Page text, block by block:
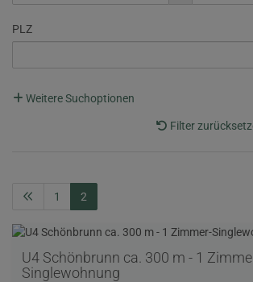
PLZ
Weitere Suchoptionen
Filter
1 2
U4 Schönbrunn ca. 300 m - 1
Singlewohnung